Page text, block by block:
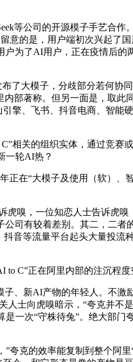
公司的开源模子手艺合作
的是，用户端初次兴起了
为了AI用户，正在疫情后
大模子，分歧部分若何协
部著称。但另一面是，取
、飞书、抖音电商、智能
关的组织实体，通过竞赛
一轮AI热？
在“大模子及使用（软）、
，一位知恋人士告诉虎嗅
司有较着差别。其二，二
音等流量平台起头大量投
正在阿里内部的注沉程度
新AI产物的年轻人。不激
士向虎嗅暗示，“夸克并不
一次“守株待兔”。绝大部门
克的效率能复制到整个阿里